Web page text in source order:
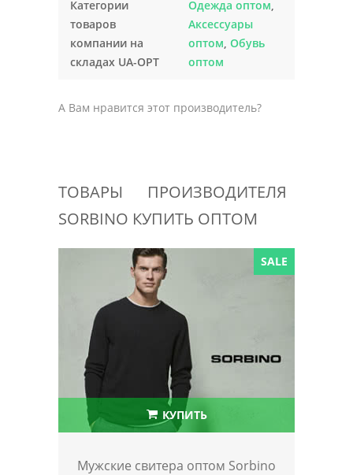
Категории
товаров
компании на
складах UA-OPT
Одежда оптом,
Аксессуары
оптом, Обувь
оптом
А Вам нравится этот производитель?
ТОВАРЫ ПРОИЗВОДИТЕЛЯ
SORBINO КУПИТЬ ОПТОМ
SALE
КУПИТЬ
Мужские свитера оптом Sorbino